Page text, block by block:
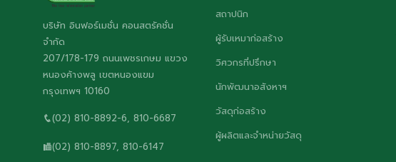
บริษัท อินฟอร์เมชั่น คอนสตรัคชั่น
จำกัด
207/178-179 ถนนเพชรเกษม แขวง
หนองค้างพลู เขตหนองแขม
กรุงเทพฯ 10160
(02) 810-8892-6, 810-6687
(02) 810-8897, 810-6147
สถาปนิก
ผู้รับเหมาก่อสร้าง
วิศวกรที่ปรึกษา
นักพัฒนาอสังหาฯ
วัสดุก่อสร้าง
ผู้ผลิตและจำหน่ายวัสดุ